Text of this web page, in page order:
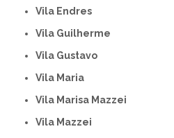
Vila Endres
Vila Guilherme
Vila Gustavo
Vila Maria
Vila Marisa Mazzei
Vila Mazzei